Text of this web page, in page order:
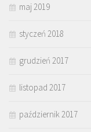
maj 2019
styczeń 2018
grudzień 2017
listopad 2017
październik 2017